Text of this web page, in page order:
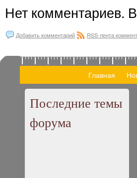
Нет комментариев.
Добавить комментарий RSS-лента
Главная
Последние темы
форума